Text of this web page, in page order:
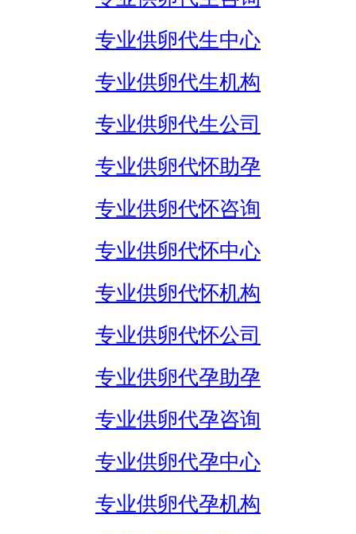
专业供卵代生中心
专业供卵代生机构
专业供卵代生公司
专业供卵代怀助孕
专业供卵代怀咨询
专业供卵代怀中心
专业供卵代怀机构
专业供卵代怀公司
专业供卵代孕助孕
专业供卵代孕咨询
专业供卵代孕中心
专业供卵代孕机构